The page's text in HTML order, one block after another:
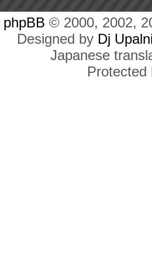
phpBB © 2000, 2002,
Designed by Dj
Japanese